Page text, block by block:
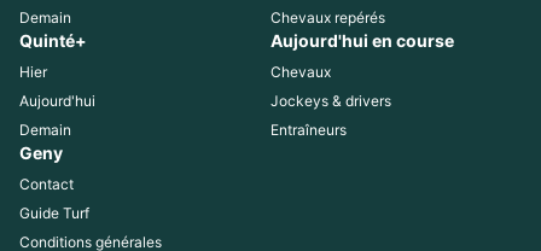
Demain
Chevaux repérés
Quinté+
Hier
Aujourd'hui
Demain
Aujourd'hui en course
Chevaux
Jockeys & drivers
Entraîneurs
Geny
Contact
Guide Turf
Conditions générales